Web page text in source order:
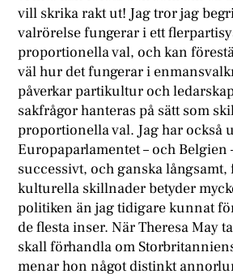
vill skrika rakt ut! Jag tror jag
valrörelse fungerar i ett
proportionella val, och kan
väl hur det fungerar i
påverkar partikultur och
sakfrågor hanteras på sätt som
proportionella val. Jag har också
Europaparlamentet – och Belgien
successivt, och ganska långsamt,
kulturella skillnader betyder
politiken än jag tidigare kunnat
de flesta inser. När Theresa May
skall förhandla om
menar hon något distinkt